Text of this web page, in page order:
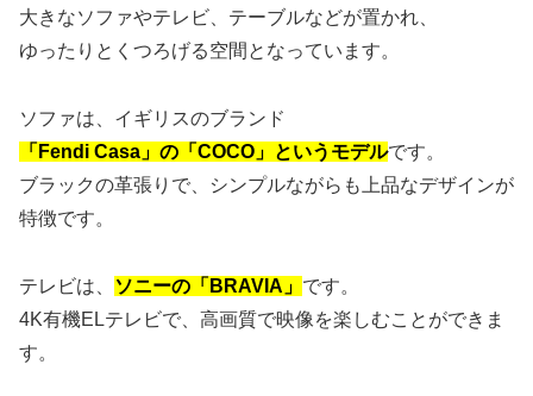
大きなソファやテレビ、テーブルなどが置かれ、
ゆったりとくつろげる空間となっています。
ソファは、イギリスのブランド
「Fendi Casa」の「COCO」というモデルです。
ブラックの革張りで、シンプルながらも上品なデザインが
特徴です。
テレビは、 ソニーの「BRAVIA」 です。
4K有機ELテレビで、高画質で映像を楽しむことができま
す。